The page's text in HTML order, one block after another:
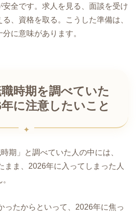
全です。求人を見る、面談を受け
、資格を取る。こうした準備は、
に意味があります。
時期を調べていた
年に注意したいこと
期」と調べていた人の中には、
まま、2026年に入ってしまった人
ったからといって、2026年に焦っ